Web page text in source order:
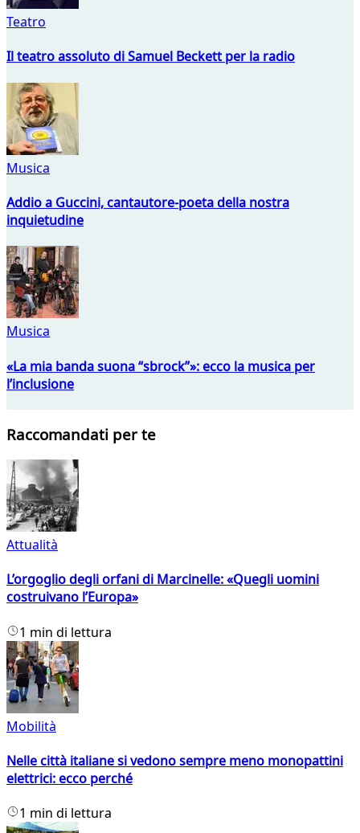
Teatro
Il teatro assoluto di Samuel Beckett per la radio
Musica
Addio a Guccini, cantautore-poeta della nostra
inquietudine
Musica
«La mia banda suona “sbrock”»: ecco la musica per
l’inclusione
Raccomandati per te
Attualità
L’orgoglio degli orfani di Marcinelle: «Quegli uomini
costruivano l’Europa»
1 min di lettura
Mobilità
Nelle città italiane si vedono sempre meno monopattini
elettrici: ecco perché
1 min di lettura